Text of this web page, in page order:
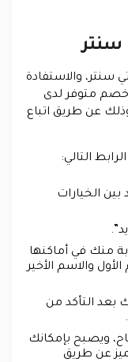
سنتر
سنتر، والاستفادة
متوفر لدى
عن طريق اتباع
التالي:
الخيارات
منك في أماكنها
والاسم الأخير
التأكد من
ويصبح بإمكانك
عن طريق